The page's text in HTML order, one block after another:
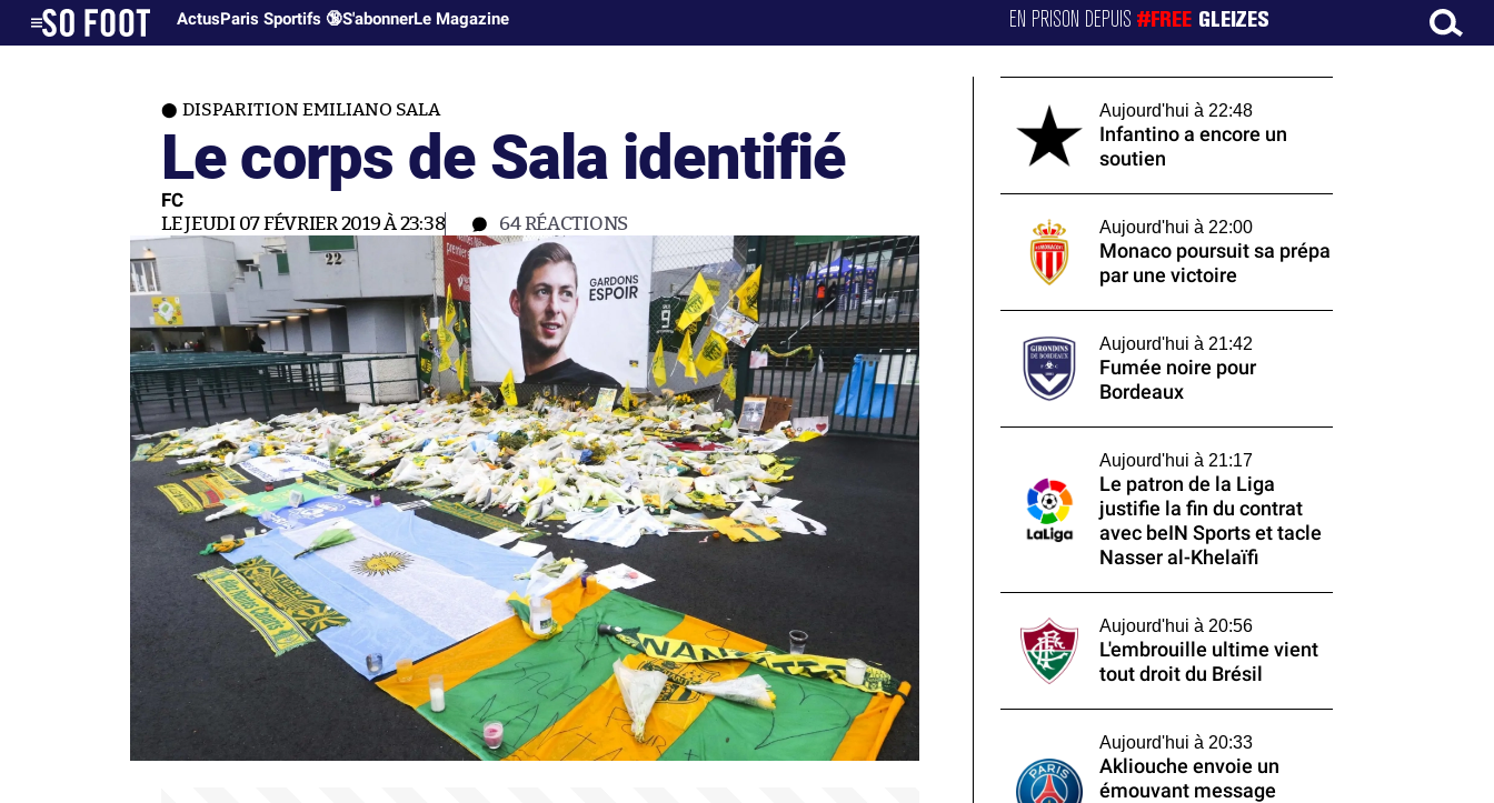
ActusParis Sportifs 🔞S'abonnerLe Magazine EN PRISON DEPUIS#FREE GLEIZES
DISPARITION EMILIANO SALA
Le corps de Sala identifié
FC
LE JEUDI 07 FÉVRIER 2019 À 23:38 64RÉACTIONS
Aujourd'hui à 22:48
Infantino a encore un
soutien
Aujourd'hui à 22:00
Monaco poursuit sa prépa
par une victoire
Aujourd'hui à 21:42
Fumée noire pour
Bordeaux
Aujourd'hui à 21:17
Le patron de la Liga
justifie la fin du contrat
avec beIN Sports et tacle
Nasser al-Khelaïfi
Aujourd'hui à 20:56
L'embrouille ultime vient
tout droit du Brésil
Aujourd'hui à 20:33
Akliouche envoie un
émouvant message